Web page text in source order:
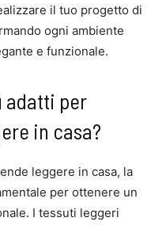
il tuo progetto di
ogni ambiente
e funzionale.
adatti per
in casa?
leggere in casa, la
per ottenere un
I tessuti leggeri